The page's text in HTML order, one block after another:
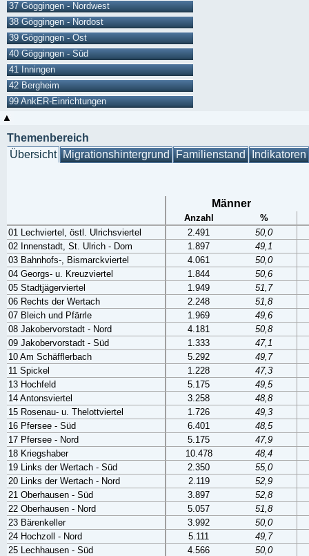
37 Göggingen - Nordwest
38 Göggingen - Nordost
39 Göggingen - Ost
40 Göggingen - Süd
41 Inningen
42 Bergheim
99 AnkER-Einrichtungen
Themenbereich
Übersicht Migrationshintergrund Familienstand Indikatoren
Männer
Anzahl
%
01 Lechviertel, östl. Ulrichsviertel
2.491
50,0
02 Innenstadt, St. Ulrich - Dom
1.897
49,1
03 Bahnhofs-, Bismarckviertel
4.061
50,0
04 Georgs- u. Kreuzviertel
1.844
50,6
05 Stadtjägerviertel
1.949
51,7
06 Rechts der Wertach
2.248
51,8
07 Bleich und Pfärrle
1.969
49,6
08 Jakobervorstadt - Nord
4.181
50,8
09 Jakobervorstadt - Süd
1.333
47,1
10 Am Schäfflerbach
5.292
49,7
11 Spickel
1.228
47,3
13 Hochfeld
5.175
49,5
14 Antonsviertel
3.258
48,8
15 Rosenau- u. Thelottviertel
1.726
49,3
16 Pfersee - Süd
6.401
48,5
17 Pfersee - Nord
5.175
47,9
18 Kriegshaber
10.478
48,4
19 Links der Wertach - Süd
2.350
55,0
20 Links der Wertach - Nord
2.119
52,9
21 Oberhausen - Süd
3.897
52,8
22 Oberhausen - Nord
5.057
51,8
23 Bärenkeller
3.992
50,0
24 Hochzoll - Nord
5.111
49,7
25 Lechhausen - Süd
4.566
50,0